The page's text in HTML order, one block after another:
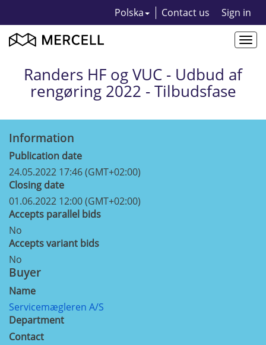
Polska Contact us Sign in
Randers HF og VUC - Udbud af
rengøring 2022 - Tilbudsfase
Information
Publication date
24.05.2022 17:46 (GMT+02:00)
Closing date
01.06.2022 12:00 (GMT+02:00)
Accepts parallel bids
No
Accepts variant bids
No
Buyer
Name
Servicemægleren A/S
Department
Contact